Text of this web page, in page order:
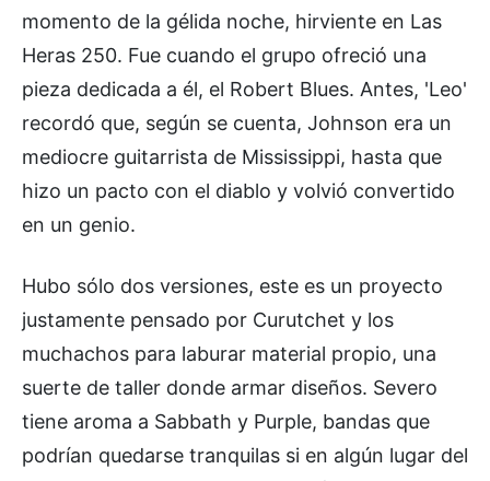
momento de la gélida noche, hirviente en Las
Heras 250. Fue cuando el grupo ofreció una
pieza dedicada a él, el Robert Blues. Antes, 'Leo'
recordó que, según se cuenta, Johnson era un
mediocre guitarrista de Mississippi, hasta que
hizo un pacto con el diablo y volvió convertido
en un genio.
Hubo sólo dos versiones, este es un proyecto
justamente pensado por Curutchet y los
muchachos para laburar material propio, una
suerte de taller donde armar diseños. Severo
tiene aroma a Sabbath y Purple, bandas que
podrían quedarse tranquilas si en algún lugar del